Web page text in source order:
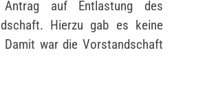
auf Entlastung des
Hierzu gab es keine
Damit war die Vorstandschaft